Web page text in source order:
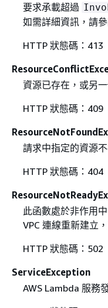
要求承載超過
如需詳細資訊，請
HTTP 狀態碼：413
資源已存在，或另
HTTP 狀態碼：409
請求中指定的資源不
HTTP 狀態碼：404
此函數處於非作用
VPC 連線重新建立
HTTP 狀態碼：502
ServiceException
AWS Lambda 服務